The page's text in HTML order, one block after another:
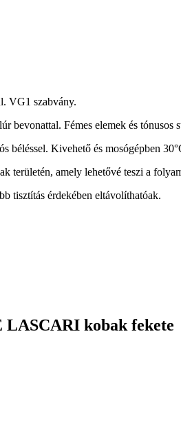
VG1 szabvány.
Fémes elemek és tónusos
béléssel. Kivehető és mosógépben
területén, amely lehetővé teszi a
tisztítás érdekében eltávolíthatóak.
LASCARI kobak fekete